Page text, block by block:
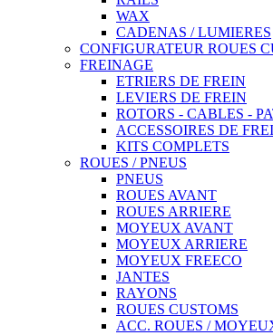
WAX
CADENAS / LUMIERES
CONFIGURATEUR ROUES
FREINAGE
ETRIERS DE FREIN
LEVIERS DE FREIN
ROTORS - CABLES -
ACCESSOIRES DE
KITS COMPLETS
ROUES / PNEUS
PNEUS
ROUES AVANT
ROUES ARRIERE
MOYEUX AVANT
MOYEUX ARRIERE
MOYEUX FREECO
JANTES
RAYONS
ROUES CUSTOMS
ACC. ROUES /